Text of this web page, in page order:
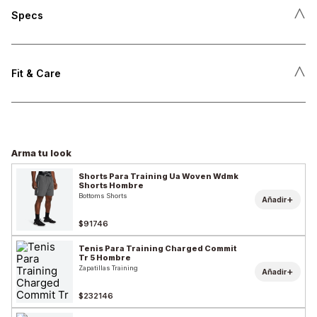
Specs ˄
Fit & Care ˄
Arma tu look
Shorts Para Training Ua Woven Wdmk
Shorts Hombre
Bottoms Shorts
$91746
Añadir+
Tenis Para Training Charged Commit
Tr 5 Hombre
Zapatillas Training
$232146
Añadir+